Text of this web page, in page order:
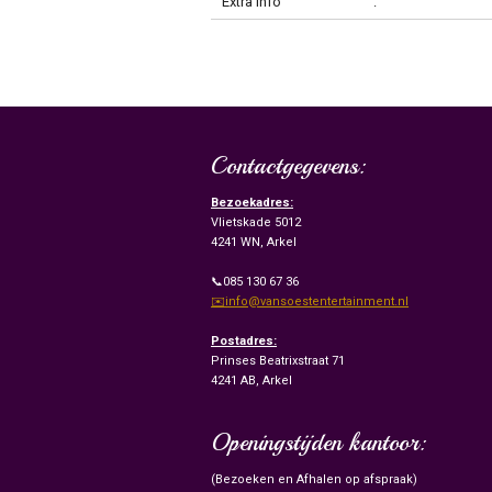
Contactgegevens:
Bezoekadres:
Vlietskade 5012
4241 WN, Arkel
📞085 130 67 36
✉️info@vansoestentertainment.nl
Postadres:
Prinses Beatrixstraat 71
4241 AB, Arkel
Openingstijden kantoor:
(Bezoeken en Afhalen op afspraak)